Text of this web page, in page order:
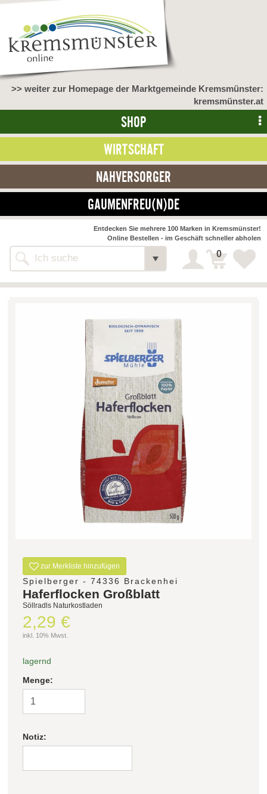
>> weiter zur Homepage der Marktgemeinde Kremsmünster:
kremsmünster.at
SHOP
WIRTSCHAFT
NAHVERSORGER
GAUMENFREU(N)DE
Alle Webseiten
Entdecken Sie mehrere 100 Marken in Kremsmünster!
Online Bestellen - im Geschäft schneller abholen
0
NAHVERSORGER
>> Bauernmarkt << Detail
Bäckerei-Konditorei-Café
Biohof Öllinger Detail
Fleischerei Hüthmayr
Hofladen Hoffelner Detail
Kuglbauer - Familie Bischof Detail
La Toscana Anita Wolf e.U. Detail
Söllradls Naturkostladen Detail
Stiftsgärtnerei Detail
Weinkellerei Stift
Kremsmünster
Detail
KATEGORIE
Filter zurücksetzen
zur Merkliste hinzufügen
Spielberger - 74336 Brackenhei
Haferflocken Großblatt
Söllradls Naturkostladen
2,29 €
inkl. 10% Mwst.
lagernd
Menge:
Notiz: